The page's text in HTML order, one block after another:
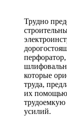
Трудно
которые
труда,
их помощью
трудоемкую
усилий.